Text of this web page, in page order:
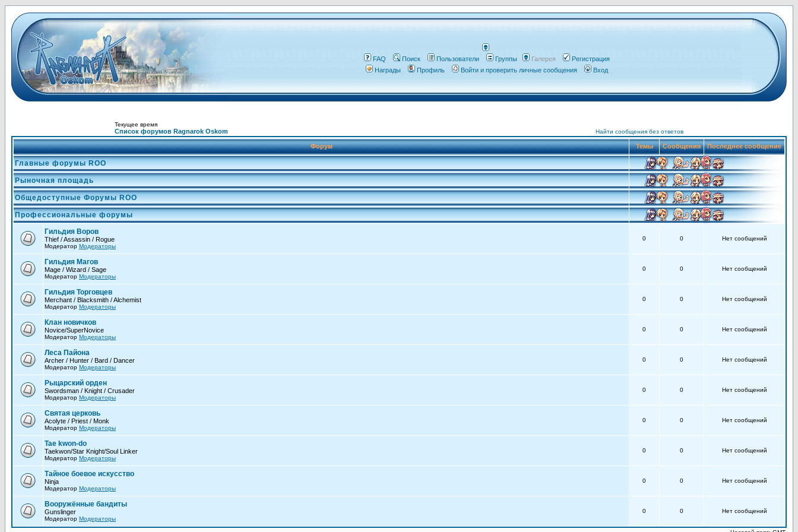
FAQ Поиск Пользователи Группы Галерея
Регистрация
Награды
Профиль Войти и проверить личные сообщения Вход
Текущее время
Список форумов Ragnarok Oskom Найти сообщения без ответов
Форум Темы Сообщения Последнее сообщение
Главные форумы ROO
Рыночная площадь
Общедоступные Форумы ROO
Профессиональные форумы
Гильдия Воров
Thief / Assassin / Rogue
Модератор Модераторы
0 0 Нет сообщений
Гильдия Магов
Mage / Wizard / Sage
Модератор Модераторы
0 0 Нет сообщений
Гильдия Торговцев
Merchant / Blacksmith / Alchemist
Модератор Модераторы
0 0 Нет сообщений
Клан новичков
Novice/SuperNovice
Модератор Модераторы
0 0 Нет сообщений
Леса Пайона
Archer / Hunter / Bard / Dancer
Модератор Модераторы
0 0 Нет сообщений
Рыцарский орден
Swordsman / Knight / Crusader
Модератор Модераторы
0 0 Нет сообщений
Святая церковь
Acolyte / Priest / Monk
Модератор Модераторы
0 0 Нет сообщений
Tae kwon-do
Taekwon/Star Knight/Soul Linker
Модератор Модераторы
0 0 Нет сообщений
Тайное боевое искусство
Ninja
Модератор Модераторы
0 0 Нет сообщений
Вооружённые бандиты
Gunslinger
Модератор Модераторы
0 0 Нет сообщений